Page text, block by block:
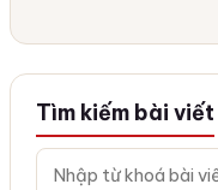
Tìm kiếm bài viết